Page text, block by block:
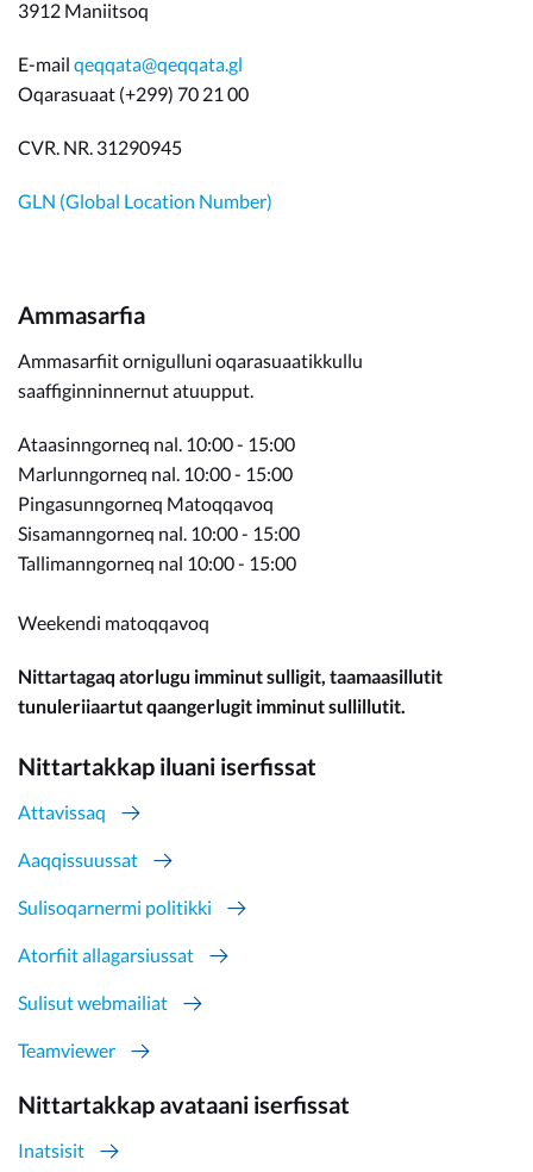
3912 Maniitsoq
E-mail qeqqata@qeqqata.gl
Oqarasuaat (+299) 70 21 00
CVR. NR. 31290945
GLN (Global Location Number)
Ammasarfia
Ammasarfiit ornigulluni oqarasuaatikkullu
saaffiginninnernut atuupput.
Ataasinngorneq nal. 10:00 - 15:00
Marlunngorneq nal. 10:00 - 15:00
Pingasunngorneq Matoqqavoq
Sisamanngorneq nal. 10:00 - 15:00
Tallimanngorneq nal 10:00 - 15:00
Weekendi matoqqavoq
Nittartagaq atorlugu imminut sulligit, taamaasillutit
tunuleriiaartut qaangerlugit imminut sullillutit.
Nittartakkap iluani iserfissat
Attavissaq
Aaqqissuussat
Sulisoqarnermi politikki
Atorfiit allagarsiussat
Sulisut webmailiat
Teamviewer
Nittartakkap avataani iserfissat
Inatsisit